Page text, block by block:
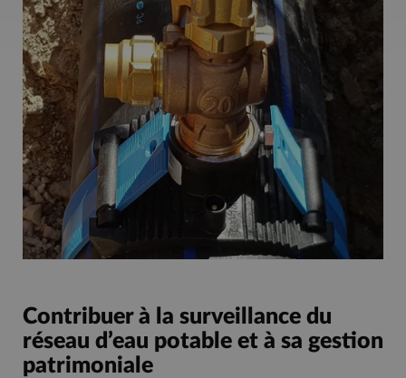
Contribuer à la surveillance du
réseau d’eau potable et à sa gestion
patrimoniale